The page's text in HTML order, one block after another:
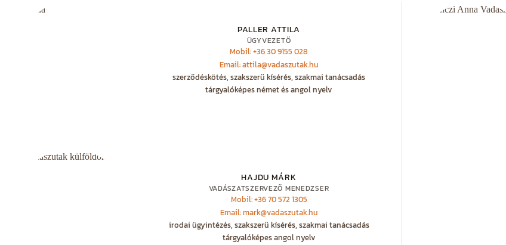
PALLER ATTILA
ÜGYVEZETŐ
Mobil: +36 30 9155 028
Email: attila@vadaszutak.hu
szerződéskötés, szakszerű kísérés, szakmai tanácsadás
tárgyalóképes német és angol nyelv
HAJDU MÁRK
VADÁSZATSZERVEZŐ MENEDZSER
Mobil: +36 70 572 1305
Email: mark@vadaszutak.hu
irodai ügyintézés, szakszerű kísérés, szakmai tanácsadás
tárgyalóképes angol nyelv